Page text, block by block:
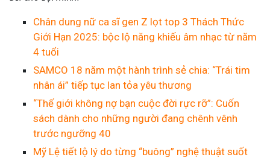
Chân dung nữ ca sĩ gen Z lọt top 3 Thách Thức
Giới Hạn 2025: bộc lộ năng khiếu âm nhạc từ năm
4 tuổi
SAMCO 18 năm một hành trình sẻ chia: “Trái tim
nhân ái” tiếp tục lan tỏa yêu thương
“Thế giới không nợ bạn cuộc đời rực rỡ”: Cuốn
sách dành cho những người đang chênh vênh
trước ngưỡng 40
Mỹ Lệ tiết lộ lý do từng “buông” nghệ thuật suốt